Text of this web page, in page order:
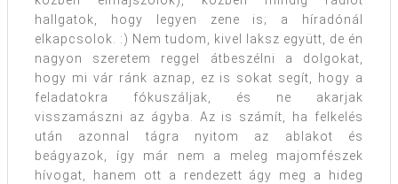
hallgatok, hogy legyen zene is; a híradónál
elkapcsolok. :) Nem tudom, kivel laksz együtt, de én
nagyon szeretem reggel átbeszélni a dolgokat,
hogy mi vár ránk aznap, ez is sokat segít, hogy a
feladatokra fókuszáljak, és ne akarjak
visszamászni az ágyba. Az is számít, ha felkelés
után azonnal tágra nyitom az ablakot és
beágyazok, így már nem a meleg majomfészek
hívogat, hanem ott a rendezett ágy meg a hideg